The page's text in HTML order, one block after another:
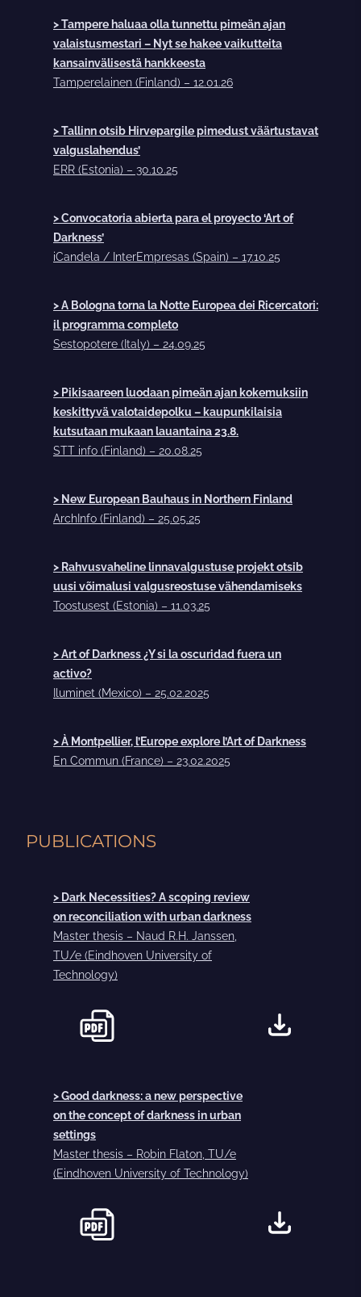
> Tampere haluaa olla tunnettu pimeän ajan
valaistusmestari – Nyt se hakee vaikutteita
kansainvälisestä hankkeesta
Tamperelainen (Finland) – 12.01.26
> Tallinn otsib Hirvepargile pimedust väärtustavat
valguslahendus’
ERR (Estonia) – 30.10.25
> Convocatoria abierta para el proyecto ‘Art of
Darkness’
iCandela / InterEmpresas (Spain) – 17.10.25
> A Bologna torna la Notte Europea dei Ricercatori:
il programma completo
Sestopotere (Italy) – 24.09.25
> Pikisaareen luodaan pimeän ajan kokemuksiin
keskittyvä valotaidepolku – kaupunkilaisia
kutsutaan mukaan lauantaina 23.8.
STT info (Finland) – 20.08.25
> New European Bauhaus in Northern Finland
ArchInfo (Finland) – 25.05.25
> Rahvusvaheline linnavalgustuse projekt otsib
uusi võimalusi valgusreostuse vähendamiseks
Toostusest (Estonia) – 11.03.25
> Art of Darkness ¿Y si la oscuridad fuera un
activo?
Iluminet (Mexico) – 25.02.2025
> À Montpellier, l’Europe explore l’Art of Darkness
En Commun (France) – 23.02.2025
PUBLICATIONS
> Dark Necessities? A scoping review
on reconciliation with urban darkness
Master thesis – Naud R.H. Janssen,
TU/e (Eindhoven University of
Technology)
> Good darkness: a new perspective
on the concept of darkness in urban
settings
Master thesis – Robin Flaton, TU/e
(Eindhoven University of Technology)